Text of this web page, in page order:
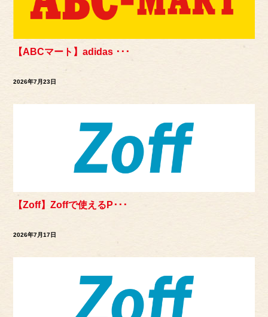
【ABCマート】adidas ･･･
2026年7月23日
【Zoff】Zoffで使えるP･･･
2026年7月17日